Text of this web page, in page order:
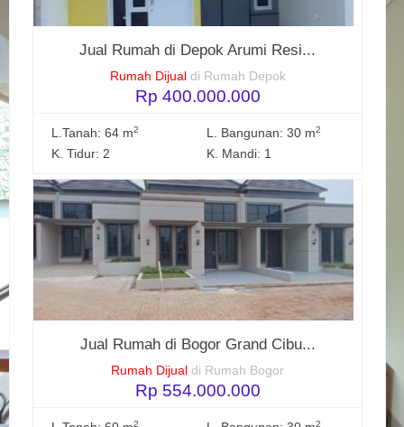
Jual Rumah di Depok Arumi Resi...
Rumah Dijual di Rumah Depok
Rp 400.000.000
L.Tanah: 64 m2 L. Bangunan: 30 m2
K. Tidur: 2 K. Mandi: 1
Jual Rumah di Bogor Grand Cibu...
Rumah Dijual di Rumah Bogor
Rp 554.000.000
2 2